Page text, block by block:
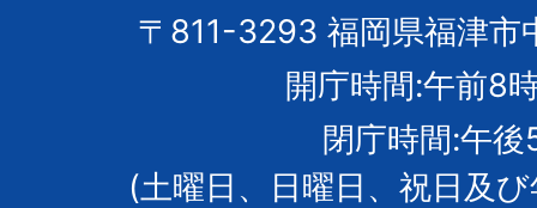
市
章
〒811-3293 福岡県福津市
開庁時間:午前8
閉庁時間:午後
(土曜日、日曜日、祝日及